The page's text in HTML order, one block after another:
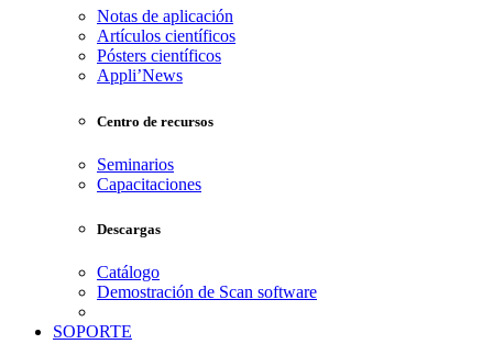
Notas de aplicación
Artículos científicos
Pósters científicos
Appli’News
Centro de recursos
Seminarios
Capacitaciones
Descargas
Catálogo
Demostración de Scan software
SOPORTE